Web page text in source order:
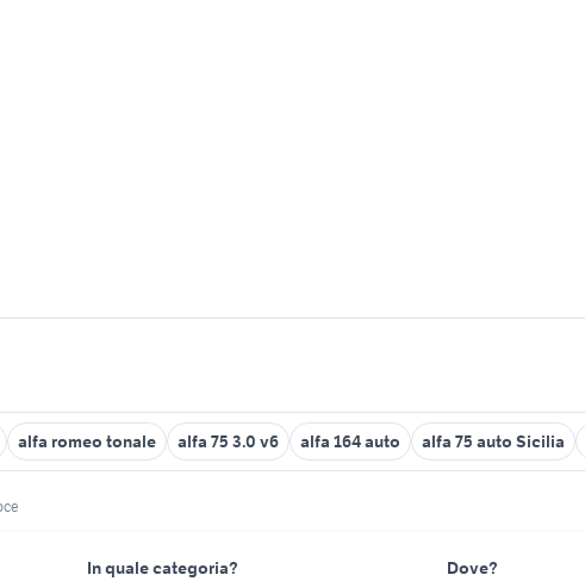
alfa romeo tonale alfa 75 3.0 v6 alfa 164 auto alfa 75 auto Sicilia
In quale categoria? Dove?